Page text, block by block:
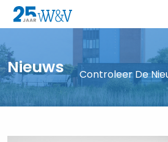
Nieuws
Controleer De